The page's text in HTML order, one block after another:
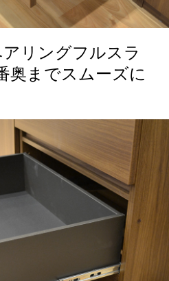
リングフルスラ
奥までスムーズに